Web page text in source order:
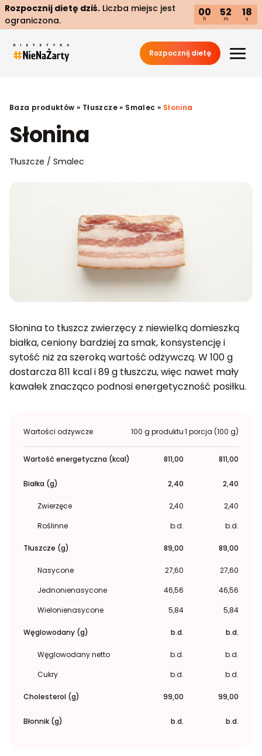
Rozpocznij dietę dziś. Liczba miejsc jest
ograniczona.
00
h
52
m
18
s
Rozpocznij dietę
Baza produktów » Tłuszcze» Smalec » Słonina
Słonina
Tłuszcze / Smalec
Słonina to tłuszcz zwierzęcy z niewielką domieszką
białka, ceniony bardziej za smak, konsystencję i
sytość niż za szeroką wartość odżywczą. W 100 g
dostarcza 811 kcal i 89 g tłuszczu, więc nawet mały
kawałek znacząco podnosi energetyczność posiłku.
Wartości odżywcze 100 g produktu1 porcja (100 g)
Wartość energetyczna (kcal) 811,00 811,00
Białka (g) 2,40 2,40
Zwierzęce 2,40
2,40
Roślinne
b.d. b.d.
Tłuszcze (g) 89,00 89,00
Nasycone 27,60
27,60
Jednonienasycone
46,56
46,56
Wielonienasycone
5,84 5,84
Węglowodany (g) b.d. b.d.
Węglowodany netto b.d.
b.d.
Cukry
b.d. b.d.
Cholesterol (g) 99,00 99,00
Błonnik (g) b.d. b.d.